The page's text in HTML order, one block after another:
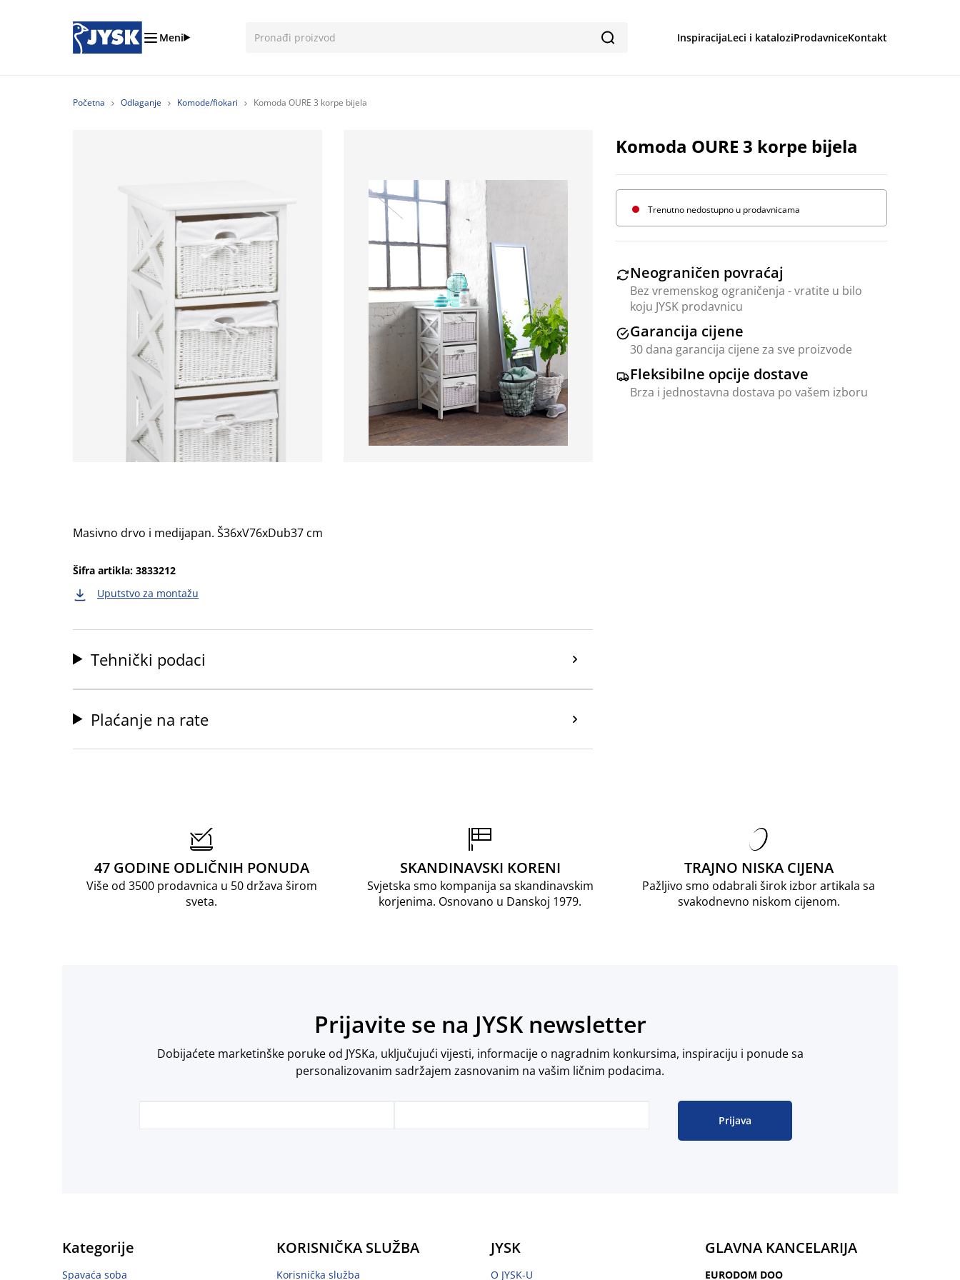
Meni InspiracijaLeci i kataloziProdavniceKontakt
Pretraga
Početna Odlaganje Komode/fiokari Komoda OURE 3 korpe bijela
Komoda OURE 3 korpe bijela
Trenutno nedostupno u prodavnicama
Neograničen povraćaj
Bez vremenskog ograničenja - vratite u bilo
koju JYSK prodavnicu
Garancija cijene
30 dana garancija cijene za sve proizvode
Fleksibilne opcije dostave
Brza i jednostavna dostava po vašem izboru
Masivno drvo i medijapan. Š36xV76xDub37 cm
Šifra artikla: 3833212
Uputstvo za montažu
Tehnički podaci
Plaćanje na rate
47 GODINE ODLIČNIH PONUDA
Više od 3500 prodavnica u 50 država širom
sveta.
SKANDINAVSKI KORENI
Svjetska smo kompanija sa skandinavskim
korjenima. Osnovano u Danskoj 1979.
TRAJNO NISKA CIJENA
Pažljivo smo odabrali širok izbor artikala sa
svakodnevno niskom cijenom.
Prijavite se na JYSK newsletter
Dobijaćete marketinške poruke od JYSKa, uključujući vijesti, informacije o nagradnim konkursima, inspiraciju i ponude sa
personalizovanim sadržajem zasnovanim na vašim ličnim podacima.
Prijava
Kategorije
Spavaća soba
KORISNIČKA SLUŽBA
Korisnička služba
JYSK
O JYSK-U
GLAVNA KANCELARIJA
EURODOM DOO